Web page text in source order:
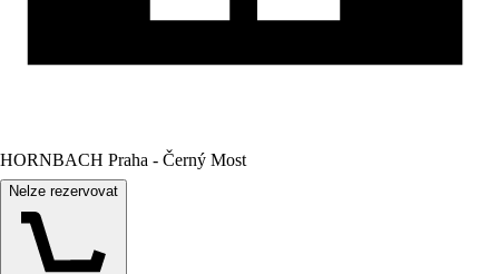
HORNBACH Praha - Černý Most
Nelze rezervovat